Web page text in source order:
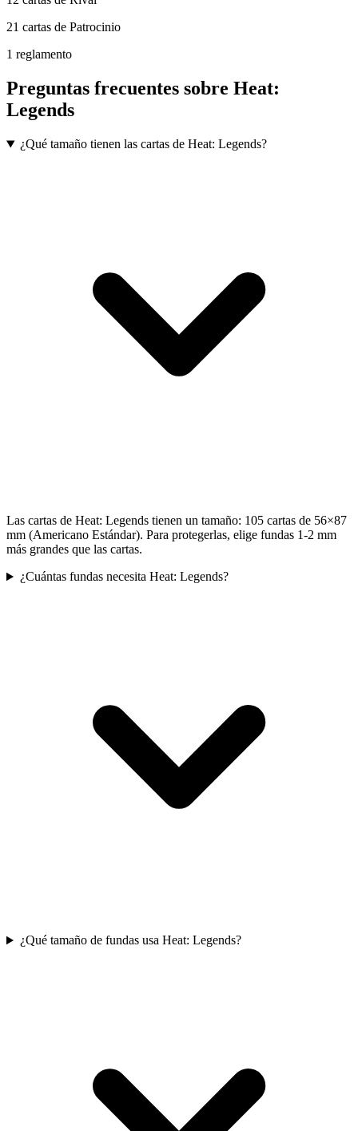
21 cartas de Patrocinio
1 reglamento
Preguntas frecuentes sobre Heat:
Legends
¿Qué tamaño tienen las cartas de Heat: Legends?
Las cartas de Heat: Legends tienen un tamaño: 105 cartas de 56×87
mm (Americano Estándar). Para protegerlas, elige fundas 1-2 mm
más grandes que las cartas.
¿Cuántas fundas necesita Heat: Legends?
¿Qué tamaño de fundas usa Heat: Legends?